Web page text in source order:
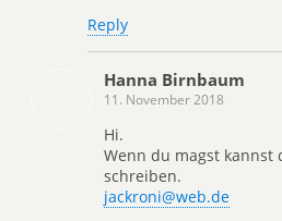
Reply
Hanna Birnbaum
11. November 2018
Hi.
Wenn du magst kannst
schreiben.
jackroni@web.de